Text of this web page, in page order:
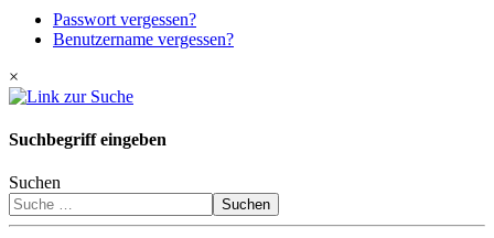
Passwort vergessen?
Benutzername vergessen?
×
Suchbegriff eingeben
Suchen
Suchen